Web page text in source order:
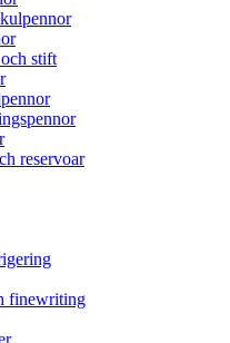
stift
reservoar
finewriting